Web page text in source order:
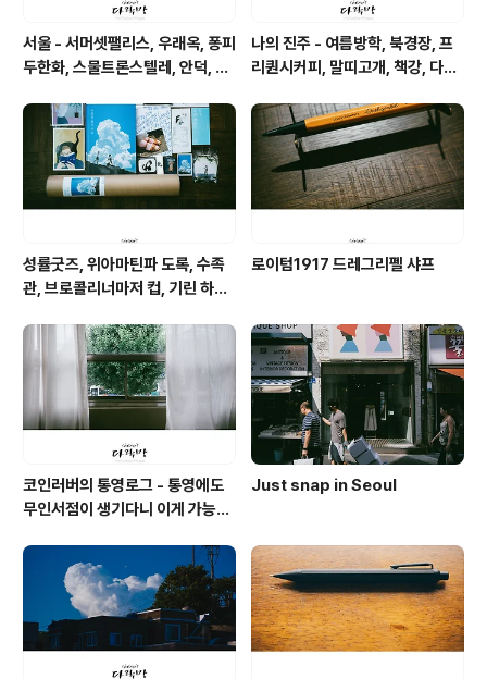
서울 - 서머셋팰리스, 우래옥, 퐁피
두한화, 스물트론스텔레, 안덕, 위
나의 진주 - 여름방학, 북경장, 프
리퀀시커피, 말띠고개, 책강, 다원,
성률굿즈, 위아마틴파 도록, 수족
관, 브로콜리너마저 컵, 기린 하레
전병, 고래 사케, 기네스 나이트로
서지
로이텀1917 드레그리펠 샤프
코인러버의 통영로그 - 통영에도
무인서점이 생기다니 이게 가능할
Just snap in Seoul